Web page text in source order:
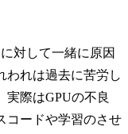
対して一緒に原因
われは過去に苦労し
実際はGPUの不良
コードや学習のさせ